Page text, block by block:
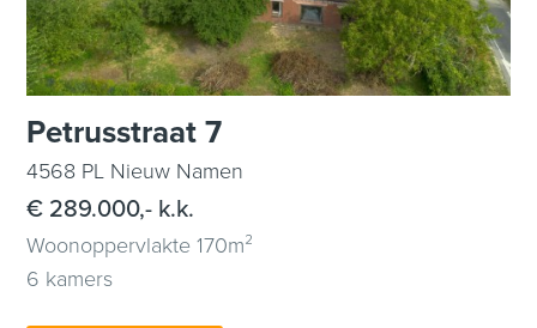
Petrusstraat 7
4568 PL Nieuw Namen
€ 289.000,- k.k.
Woonoppervlakte 170m²
6 kamers